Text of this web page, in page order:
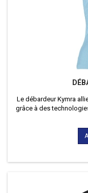
Le débardeur Kymra
grâce à des